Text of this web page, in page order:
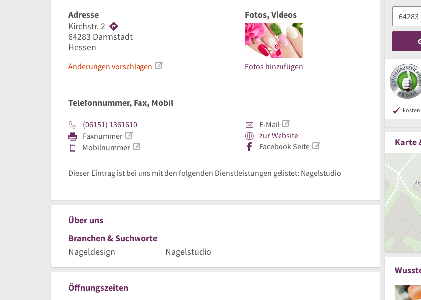
Adresse
Kirchstr. 2
64283 Darmstadt
Hessen
Änderungen vorschlagen
Fotos, Videos
Fotos hinzufügen
Telefonnummer, Fax, Mobil
(06151) 1361610
Faxnummer
Mobilnummer
E-Mail
zur Website
Facebook Seite
Dieser Eintrag ist bei uns mit den folgenden Dienstleistungen gelistet: Nagelstudio
Über uns
Branchen & Suchworte
Nageldesign
Nagelstudio
Öffnungszeiten
Karte